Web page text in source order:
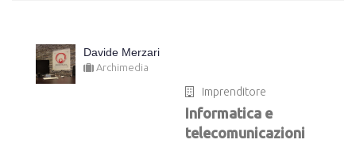
Davide Merzari
Archimedia
Imprenditore
Informatica e
telecomunicazioni